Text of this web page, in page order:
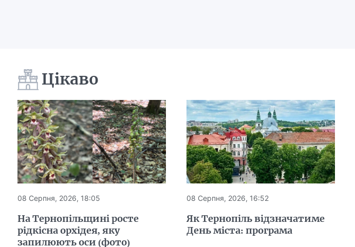
Цікаво
08 Серпня, 2026, 18:05
На Тернопільщині росте
рідкісна орхідея, яку
запилюють оси (фото)
08 Серпня, 2026, 16:52
Як Тернопіль відзначатиме
День міста: програма